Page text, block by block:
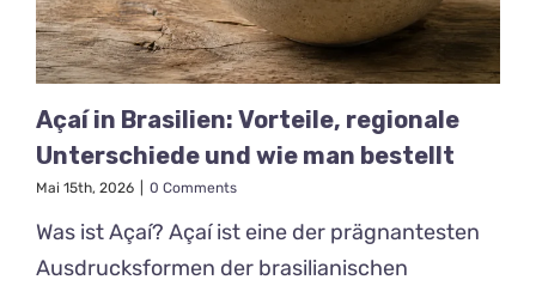
Açaí in Brasilien: Vorteile, regionale
Unterschiede und wie man bestellt
Mai 15th, 2026 0 Comments
Was ist Açaí? Açaí ist eine der prägnantesten
Ausdrucksformen der brasilianischen